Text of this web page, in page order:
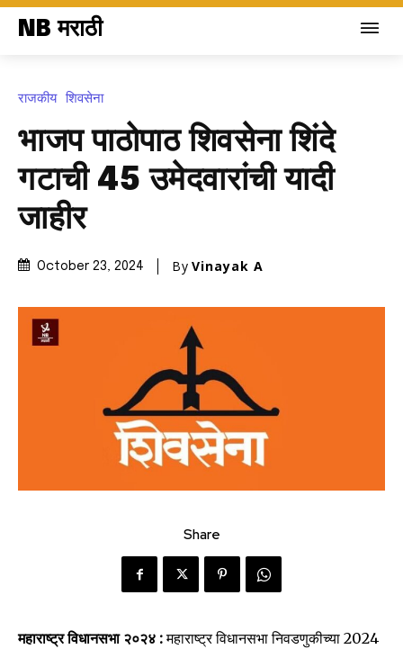
NB मराठी
राजकीय शिवसेना
भाजप पाठोपाठ शिवसेना शिंदे
गटाची 45 उमेदवारांची यादी
जाहीर
October 23, 2024 By Vinayak A
Share
महाराष्ट्र विधानसभा २०२४ :महाराष्ट्र विधानसभा निवडणुकीच्या 2024